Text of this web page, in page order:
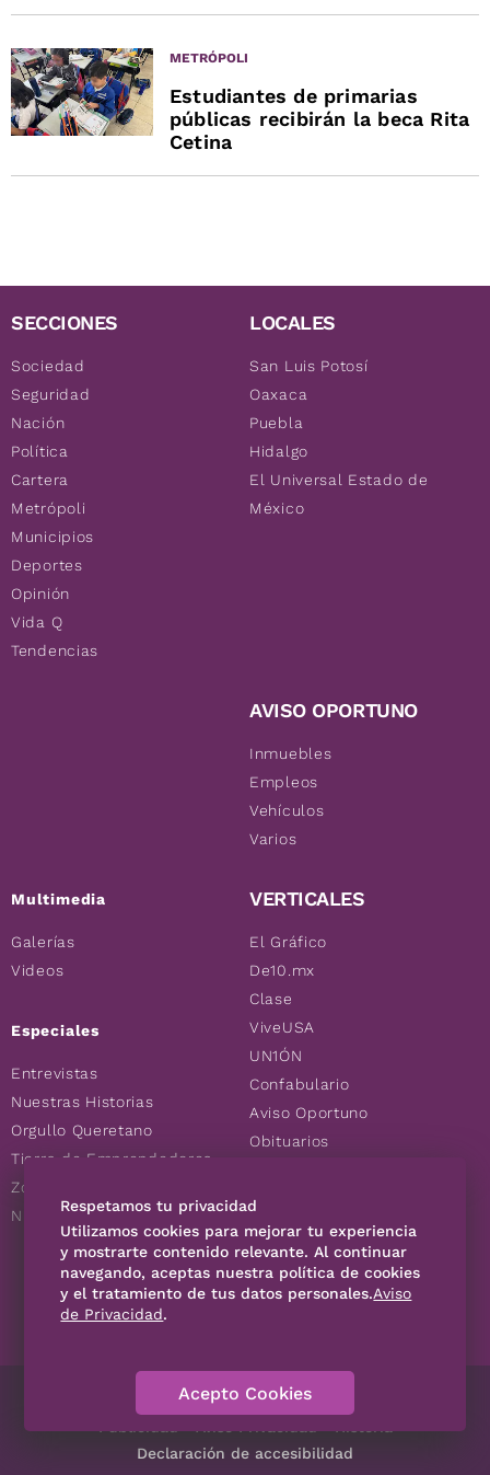
METRÓPOLI
Estudiantes de primarias
públicas recibirán la beca Rita
Cetina
SECCIONES
Sociedad
Seguridad
Nación
Política
Cartera
Metrópoli
Municipios
Deportes
Opinión
Vida Q
Tendencias
Multimedia
Galerías
Videos
Especiales
Entrevistas
Nuestras Historias
Orgullo Queretano
Tierra de Emprendedores
Zoociales
Nuevos Queretanos
LOCALES
San Luis Potosí
Oaxaca
Puebla
Hidalgo
El Universal Estado de
México
AVISO OPORTUNO
Inmuebles
Empleos
Vehículos
Varios
VERTICALES
El Gráfico
De10.mx
Clase
ViveUSA
UN1ÓN
Confabulario
Aviso Oportuno
Obituarios
Consultas
SÍGUENOS
Contáctanos Código de Ética
Declaración de accesibilidad
Respetamos tu privacidad
Utilizamos cookies para mejorar tu experiencia
y mostrarte contenido relevante. Al continuar
navegando, aceptas nuestra política de cookies
y el tratamiento de tus datos personales.Aviso
de Privacidad.
Acepto Cookies